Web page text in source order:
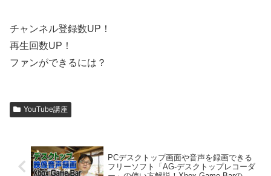
チャンネル登録数UP！
再生回数UP！
ファンができるには？
YouTube講座
PCデスクトップ画面や音声を録画できる
フリーソフト「AG-デスクトップレコーダ